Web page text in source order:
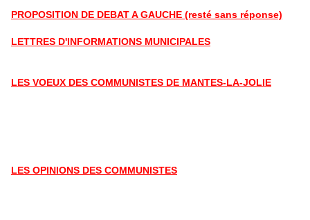
PROPOSITION DE DEBAT A GAUCHE (resté sans réponse)
LETTRES D'INFORMATIONS MUNICIPALES
LES VOEUX DES COMMUNISTES DE MANTES-LA-JOLIE
LES OPINIONS DES COMMUNISTES